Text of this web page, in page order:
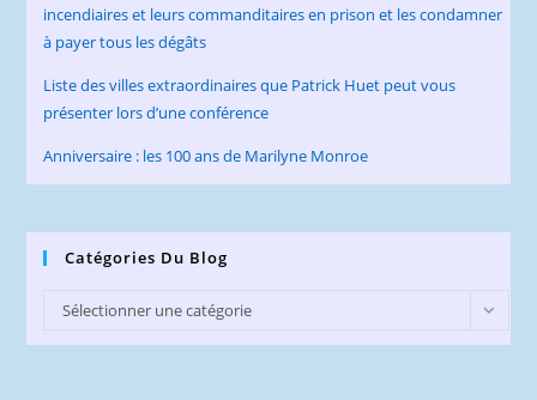
incendiaires et leurs commanditaires en prison et les condamner
à payer tous les dégâts
Liste des villes extraordinaires que Patrick Huet peut vous
présenter lors d’une conférence
Anniversaire : les 100 ans de Marilyne Monroe
Catégories Du Blog
Catégories
du
Sélectionner une catégorie